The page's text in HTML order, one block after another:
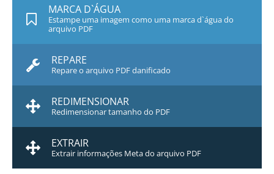
MARCA D`ÁGUA
Estampe uma imagem como uma marca d`água do
arquivo PDF
REPARE
Repare o arquivo PDF danificado
REDIMENSIONAR
Redimensionar tamanho do PDF
EXTRAIR
Extrair informações Meta do arquivo PDF